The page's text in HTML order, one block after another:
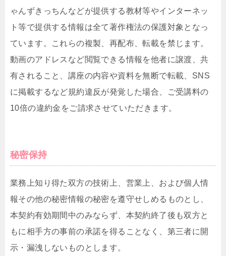
ゃんずきっちんなどが提供する教材等やインターネッ
ト等で提供する情報は全て著作権法の保護対象となっ
ています。これらの複製、再配布、転載を禁じます。
動画のアドレスなど閲覧できる情報を他者に譲渡、共
有されること、講座の内容や資料を無断で転載、SNS
に掲載するなど規約違反が発覚した場合、ご受講料の
10倍の違約金をご請求させていただきます。
秘密保持
業務上知り得た双方の技術上、営業上、および個人情
報その他の秘密情報の秘密を遵守せしめるものとし、
本契約有効期間中のみならず、本契約終了後も双方と
もに相手方の事前の承諾を得ることなく、第三者に開
示・漏洩しないものとします。